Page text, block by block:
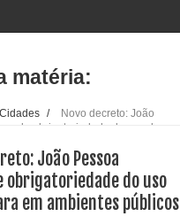
O verdadeiro oxigênio do Estado
de Direito – Bacharela
matéria:
Cidades /
Novo decreto: João
obrigatoriedade do uso de
João Pessoa
obrigatoriedade do uso
em ambientes públicos